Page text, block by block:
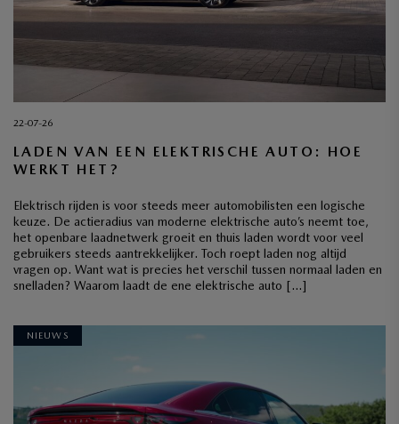
22-07-26
LADEN VAN EEN ELEKTRISCHE AUTO: HOE
WERKT HET?
Elektrisch rijden is voor steeds meer automobilisten een logische
keuze. De actieradius van moderne elektrische auto’s neemt toe,
het openbare laadnetwerk groeit en thuis laden wordt voor veel
gebruikers steeds aantrekkelijker. Toch roept laden nog altijd
vragen op. Want wat is precies het verschil tussen normaal laden en
snelladen? Waarom laadt de ene elektrische auto […]
NIEUWS